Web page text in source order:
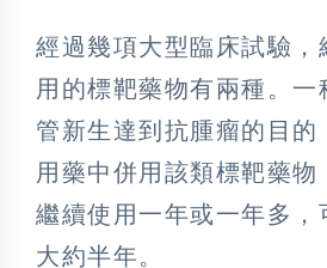
經過幾項大型臨床試驗，
用的標靶藥物有兩種。一
管新生達到抗腫瘤的目的
用藥中併用該類標靶藥物
繼續使用一年或一年多，
大約半年。